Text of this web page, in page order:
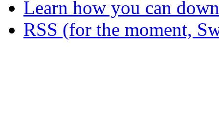
Learn how you can
RSS (for the moment,